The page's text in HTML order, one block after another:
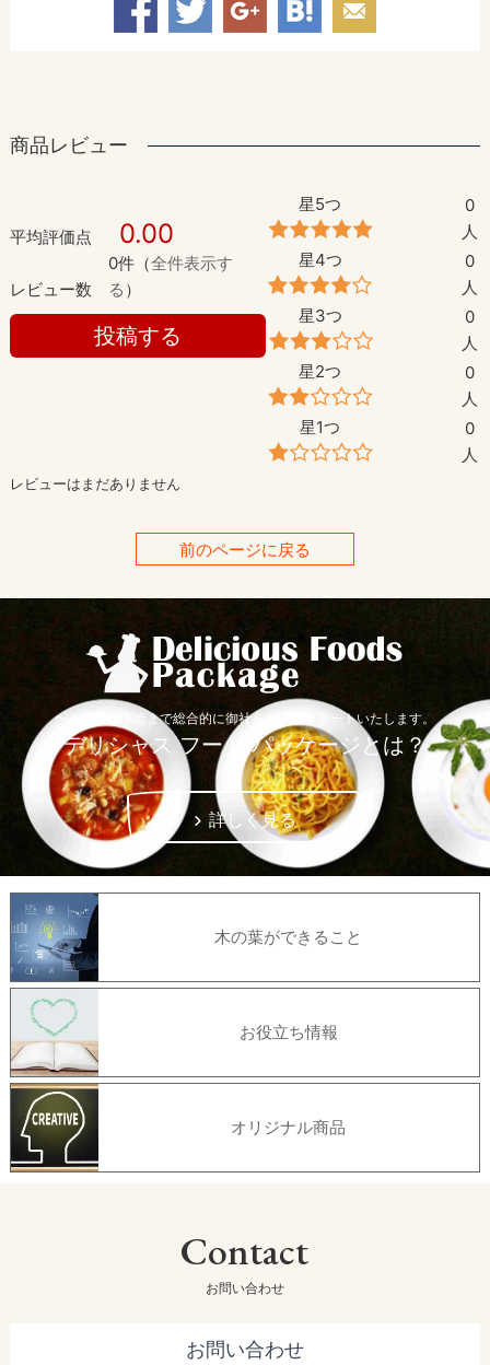
商品レビュー
平均評価点 0.00
レビュー数
0件（全件表示す
る ）
投稿する
星5つ
0
人
星4つ
0
人
星3つ
0
人
星2つ
0
人
星1つ
0
人
レビューはまだありません
前のページに戻る
〜上流から下流まで総合的に御社をコーディネートいたします。
デリシャス フード パッケージとは？
詳しく見る
木の葉ができること
お役立ち情報
オリジナル商品
Contact
お問い合わせ
お問い合わせ